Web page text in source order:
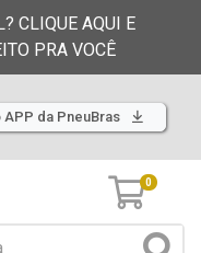
CLIQUE AQUI E
PRA VOCÊ
APP da PneuBras
0